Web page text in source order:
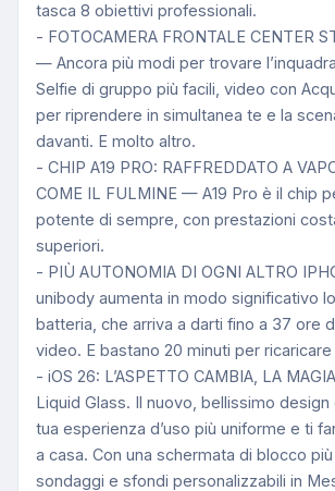
tasca 8 obiettivi professionali.
- FOTOCAMERA FRONTALE CENTER
— Ancora più modi per trovare
Selfie di gruppo più facili, video con
per riprendere in simultanea te e la
davanti. E molto altro.
- CHIP A19 PRO: RAFFREDDATO A
COME IL FULMINE — A19 Pro è il chip
potente di sempre, con prestazioni
superiori.
- PIÙ AUTONOMIA DI OGNI ALTRO
unibody aumenta in modo significativo
batteria, che arriva a darti fino a 37 ore
video. E bastano 20 minuti per
- iOS 26: L’ASPETTO CAMBIA, LA
Liquid Glass. Il nuovo, bellissimo design
tua esperienza d’uso più uniforme e ti
a casa. Con una schermata di blocco più
sondaggi e sfondi personalizzabili in